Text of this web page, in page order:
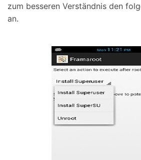
zum besseren Verständnis den
an.